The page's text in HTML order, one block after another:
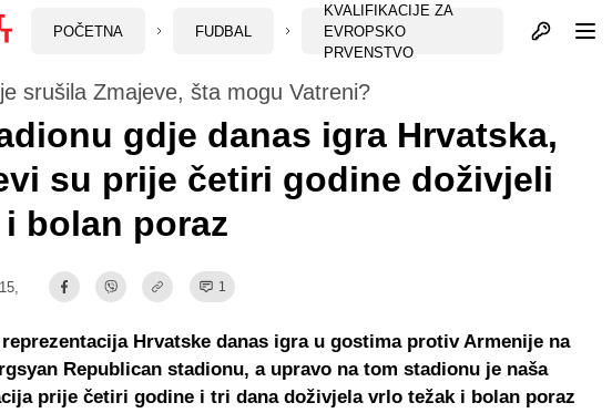
POČETNA FUDBAL
KVALIFIKACIJE ZA
EVROPSKO
PRVENSTVO
Otvori profil
srušila Zmajeve, šta mogu Vatreni?
gdje danas igra Hrvatska,
su prije četiri godine doživjeli
bolan poraz
1
Hrvatske danas igra u gostima protiv Armenije na
Republican stadionu, a upravo na tom stadionu je naša
prije četiri godine i tri dana doživjela vrlo težak i bolan poraz